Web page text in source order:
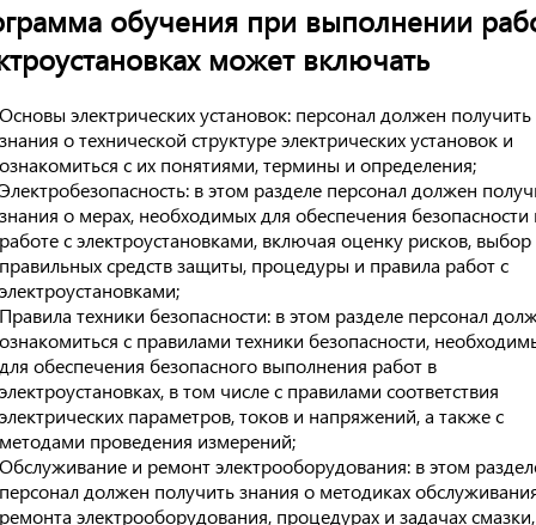
обучения при выполнении
может включать
электрических установок: персонал должен получить
о технической структуре электрических установок и
с их понятиями, термины и определения;
в этом разделе персонал должен
о мерах, необходимых для обеспечения безопасности
с электроустановками, включая оценку рисков, выбор
средств защиты, процедуры и правила работ с
техники безопасности: в этом разделе персонал
с правилами техники безопасности,
обеспечения безопасного выполнения работ в
в том числе с правилами соответствия
параметров, токов и напряжений, а также с
проведения измерений;
и ремонт электрооборудования: в этом
должен получить знания о методиках
электрооборудования, процедурах и задачах смазки,